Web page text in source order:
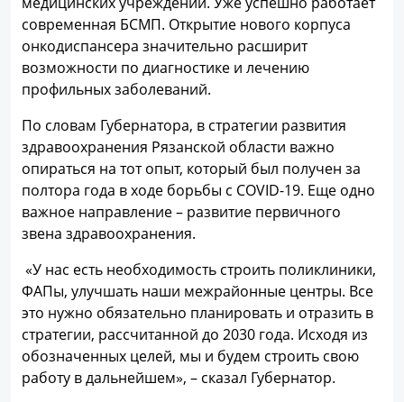
современная БСМП. Открытие нового корпуса
онкодиспансера значительно расширит
возможности по диагностике и лечению
профильных заболеваний.
По словам Губернатора, в стратегии развития
здравоохранения Рязанской области важно
опираться на тот опыт, который был получен за
полтора года в ходе борьбы с COVID-19. Еще одно
важное направление – развитие первичного
звена здравоохранения.
«У нас есть необходимость строить поликлиники,
ФАПы, улучшать наши межрайонные центры. Все
это нужно обязательно планировать и отразить в
стратегии, рассчитанной до 2030 года. Исходя из
обозначенных целей, мы и будем строить свою
работу в дальнейшем», – сказал Губернатор.